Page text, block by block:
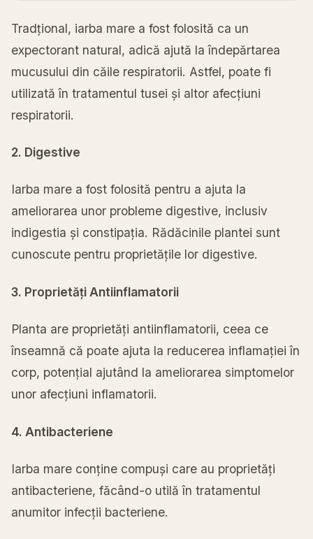
Tradțional, iarba mare a fost folosită ca un
expectorant natural, adică ajută la îndepărtarea
mucusului din căile respiratorii. Astfel, poate fi
utilizată în tratamentul tusei și altor afecțiuni
respiratorii.
2. Digestive
Iarba mare a fost folosită pentru a ajuta la
ameliorarea unor probleme digestive, inclusiv
indigestia și constipația. Rădăcinile plantei sunt
cunoscute pentru proprietățile lor digestive.
3. Proprietăți Antiinflamatorii
Planta are proprietăți antiinflamatorii, ceea ce
înseamnă că poate ajuta la reducerea inflamației în
corp, potențial ajutând la ameliorarea simptomelor
unor afecțiuni inflamatorii.
4. Antibacteriene
Iarba mare conține compuși care au proprietăți
antibacteriene, făcând-o utilă în tratamentul
anumitor infecții bacteriene.